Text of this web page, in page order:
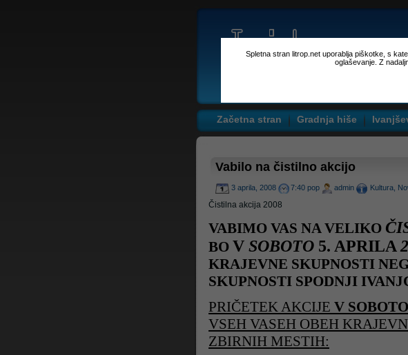
Spletna stran litrop.net uporablja piškotke, s
oglaševanje. Z
Litrop.net
Začetna stran Gradnja hiše
Vabilo na čistilno akcijo
3 aprila, 2008 7:40 pop admin Kultura
Čistilna akcija 2008
VABIMO VAS NA VELIKO
BO V SOBOTO 5. APRILA
KRAJEVNE SKUPNOSTI
SKUPNOSTI SPODNJI
PRIČETEK AKCIJE V SOBOTO
VSEH VASEH OBEH
ZBIRNIH MESTIH: